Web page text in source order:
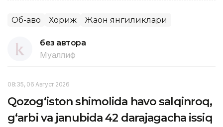
Об-ҳаво Хориж Жаҳон янгиликлари
без автора
Муаллиф
08:35, 06 Август 2026
Qozog‘iston shimolida havo salqinroq,
g‘arbi va janubida 42 darajagacha issiq